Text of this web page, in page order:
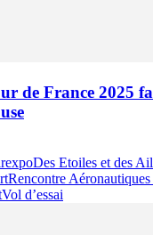
de France 2025
Des Etoiles et des
Rencontre Aéronautiques
Vol d’essai